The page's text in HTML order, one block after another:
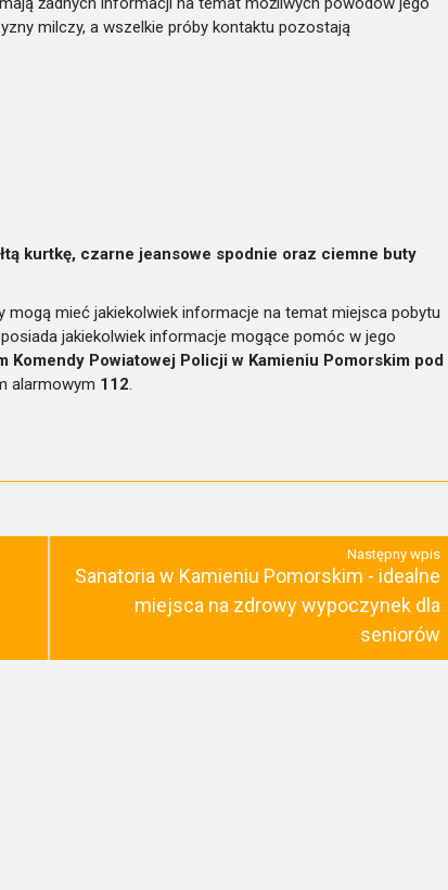
milczy, a wszelkie próby kontaktu pozostają
kurtkę, czarne jeansowe spodnie oraz ciemne buty
mieć jakiekolwiek informacje na temat miejsca pobytu
jakiekolwiek informacje mogące pomóc w jego
Komendy Powiatowej Policji w Kamieniu Pomorskim pod
alarmowym 112.
Następny wpis
Sanatoria w Kamieniu Pomorskim - idealne
miejsca na zdrowy wypoczynek dla
seniorów